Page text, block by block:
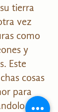
tierra
vez
como
y
Este
cosas
para
en